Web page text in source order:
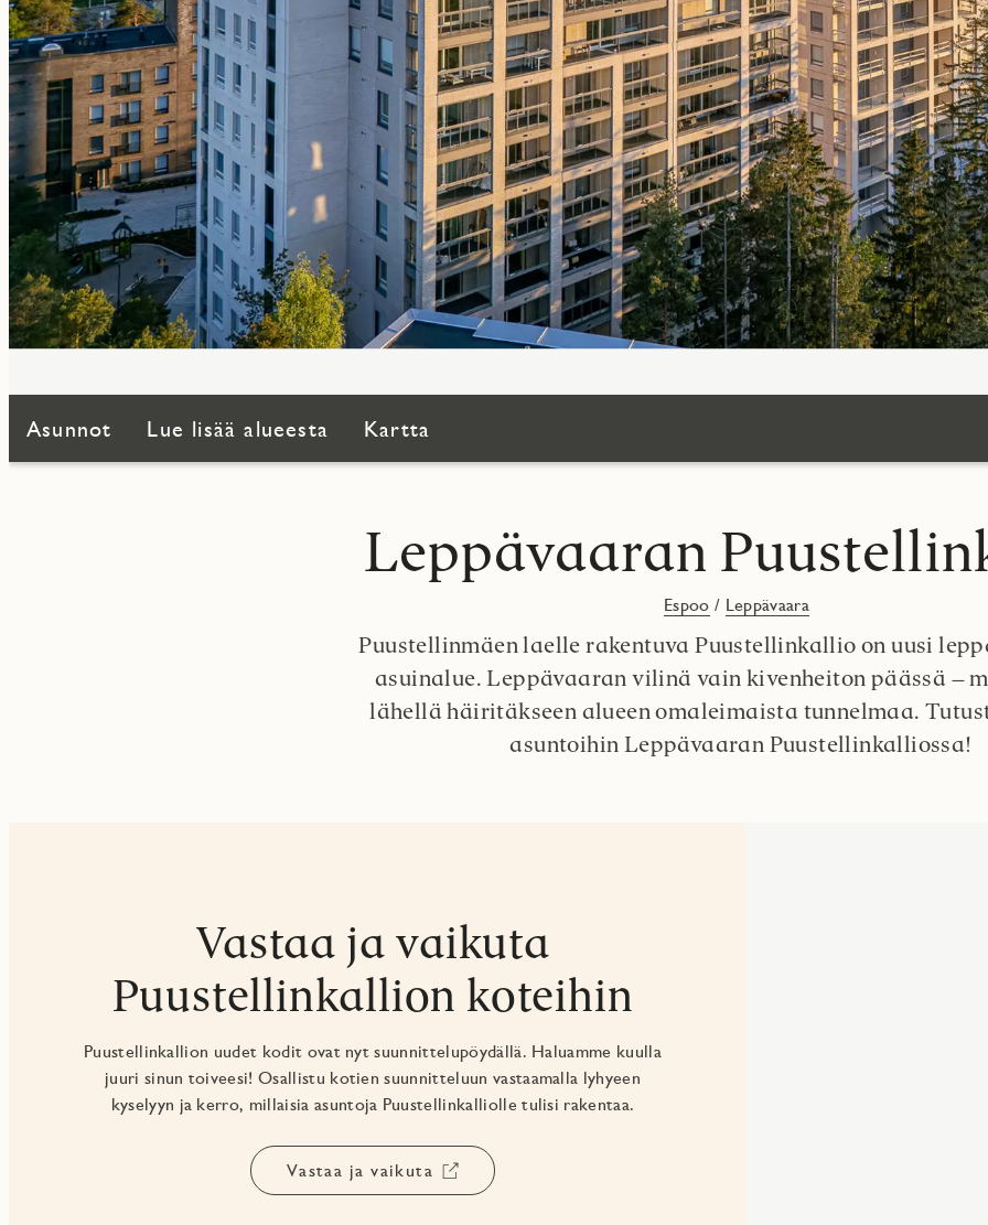
Asunnot Lue lisää alueesta Kartta
Leppävaaran
Espoo / Leppävaara
Puustellinmäen laelle rakentuva Puustellinkallio on uusi
asuinalue. Leppävaaran vilinä vain kivenheiton päässä –
lähellä häiritäkseen alueen omaleimaista tunnelmaa.
asuntoihin Leppävaaran Puustellinkalliossa!
Vastaa ja vaikuta
Puustellinkallion koteihin
Puustellinkallion uudet kodit ovat nyt suunnittelupöydällä. Haluamme kuulla
juuri sinun toiveesi! Osallistu kotien suunnitteluun vastaamalla lyhyeen
kyselyyn ja kerro, millaisia asuntoja Puustellinkalliolle tulisi rakentaa.
Vastaa ja vaikuta